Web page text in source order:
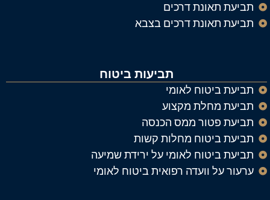
תביעת תאונת דרכים
תביעת תאונת דרכים בצבא
תביעות ביטוח
תביעת ביטוח לאומי
תביעת מחלת מקצוע
תביעת פטור ממס הכנסה
תביעת ביטוח מחלות קשות
תביעת ביטוח לאומי על ירידת שמיעה
ערעור על וועדה רפואית ביטוח לאומי